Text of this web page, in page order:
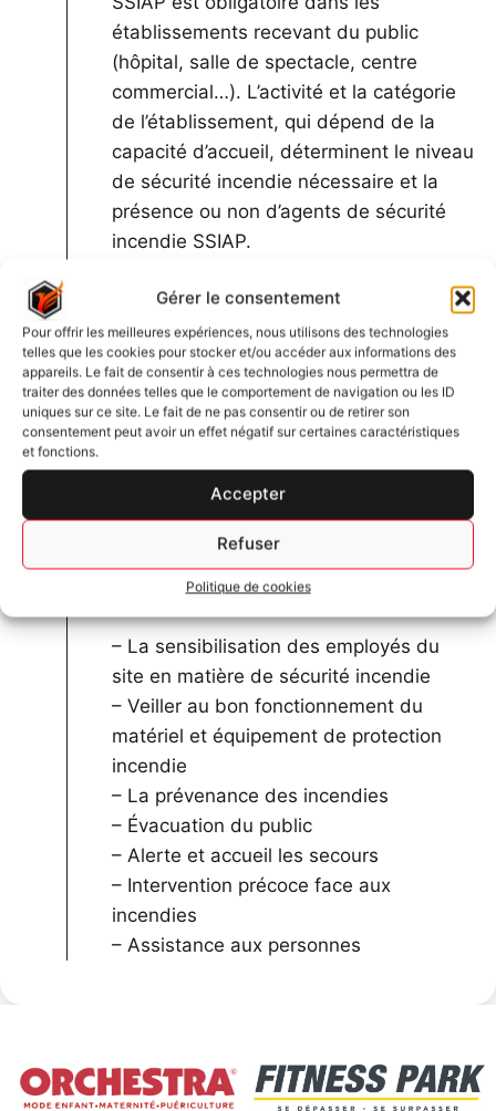
Gérer le consentement
Pour offrir les meilleures expériences, nous utilisons des technologies
telles que les cookies pour stocker et/ou accéder aux informations des
appareils. Le fait de consentir à ces technologies nous permettra de
traiter des données telles que le comportement de navigation ou les ID
uniques sur ce site. Le fait de ne pas consentir ou de retirer son
consentement peut avoir un effet négatif sur certaines caractéristiques
et fonctions.
Accepter
Refuser
Politique de cookies
établissements recevant du public
(hôpital, salle de spectacle, centre
commercial…). L’activité et la catégorie
de l’établissement, qui dépend de la
capacité d’accueil, déterminent le niveau
de sécurité incendie nécessaire et la
présence ou non d’agents de sécurité
incendie SSIAP.
Concernant les IGH, un service SSIAP
est obligatoire pour les immeubles
d’habitation de plus de 50 mètres de
hauteur et pour les autres constructions
(bureaux, hôpitaux, universités…)
Notre service assure la sécurité
générale dans l’établissement et a
notamment pour mission :
– La sensibilisation des employés du
site en matière de sécurité incendie
– Veiller au bon fonctionnement du
matériel et équipement de protection
incendie
– La prévenance des incendies
– Évacuation du public
– Alerte et accueil les secours
– Intervention précoce face aux
incendies
– Assistance aux personnes